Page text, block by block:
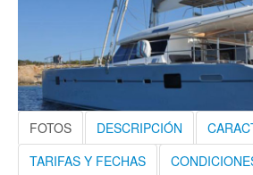
FOTOS DESCRIPCIÓN
TARIFAS Y FECHAS